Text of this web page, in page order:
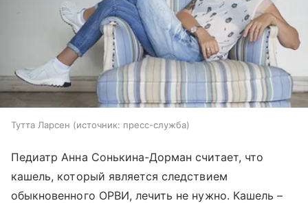
Тутта Ларсен источник: пресс-служба
Педиатр Анна Сонькина-Дорман считает, что
кашель, который является следствием
обыкновенного ОРВИ, лечить не нужно. Кашель –